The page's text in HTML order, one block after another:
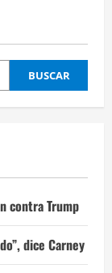
BUSCAR
contra Trump
dice Carney